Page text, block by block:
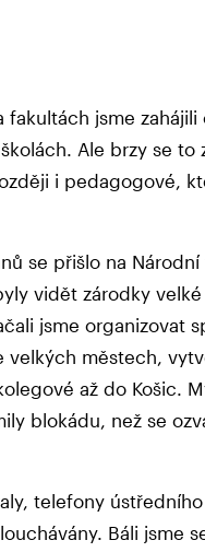
jsme
Ale brzy se to
i pedagogové,
se přišlo na Národní
vidět zárodky
jsme organizovat
městech,
až do Košic.
blokádu, než se
telefony
Báli jsme